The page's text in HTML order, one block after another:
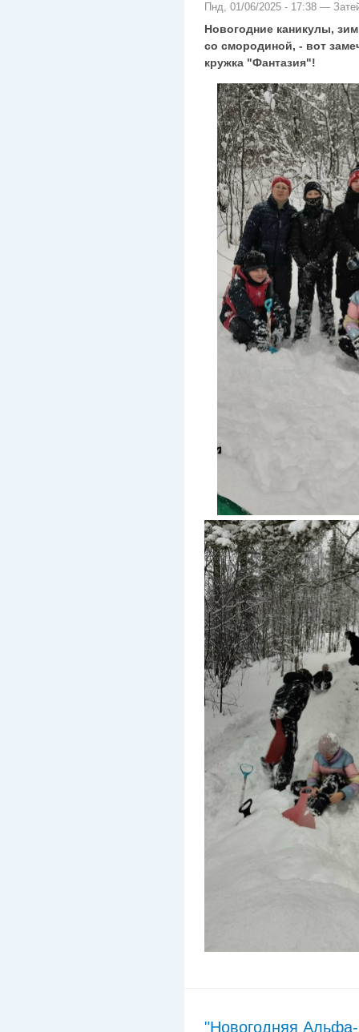
Пнд, 01/06/2025 - 17:38 —
Новогодние каникулы,
со смородиной, - вот
кружка "Фантазия"!
"Новогодняя